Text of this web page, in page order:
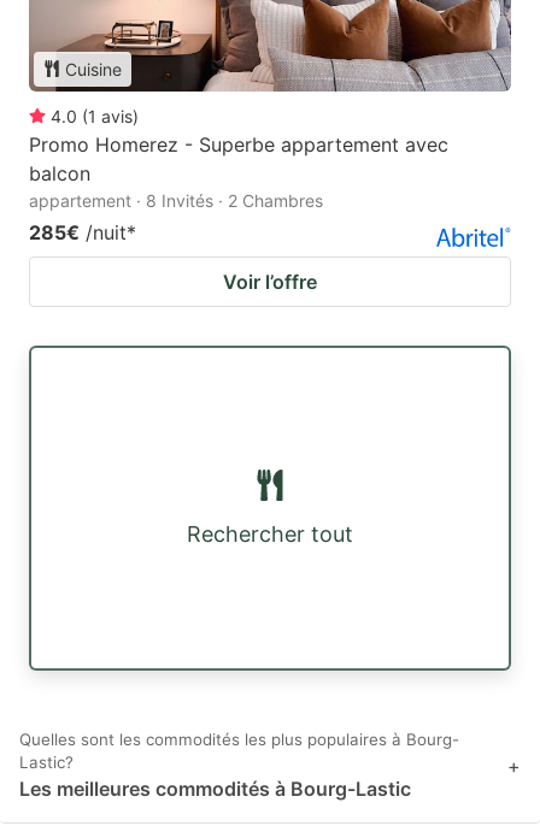
Cuisine
4.0 (1 avis)
Promo Homerez - Superbe appartement avec
balcon
appartement · 8 Invités · 2 Chambres
285€ /nuit*
Voir l’offre
Rechercher tout
Quelles sont les commodités les plus populaires à Bourg-
Lastic?
Les meilleures commodités à Bourg-Lastic
+